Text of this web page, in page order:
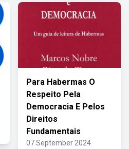
Para Habermas O
Respeito Pela
Democracia E Pelos
Direitos
Fundamentais
07 September 2024